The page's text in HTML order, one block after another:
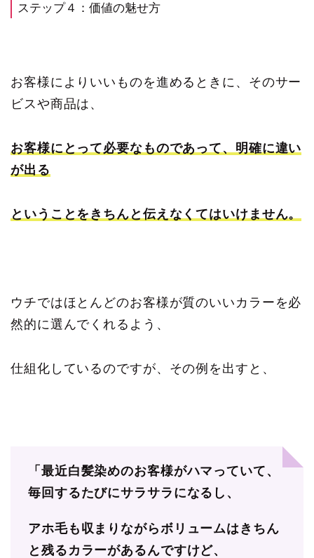
ステップ４：価値の魅せ方
お客様によりいいものを進めるときに、そのサー
ビスや商品は、
お客様にとって必要なものであって、明確に違い
が出る
ということをきちんと伝えなくてはいけません。
ウチではほとんどのお客様が質のいいカラーを必
然的に選んでくれるよう、
仕組化しているのですが、その例を出すと、
「最近白髪染めのお客様がハマっていて、
毎回するたびにサラサラになるし、
アホ毛も収まりながらボリュームはきちん
と残るカラーがあるんですけど、